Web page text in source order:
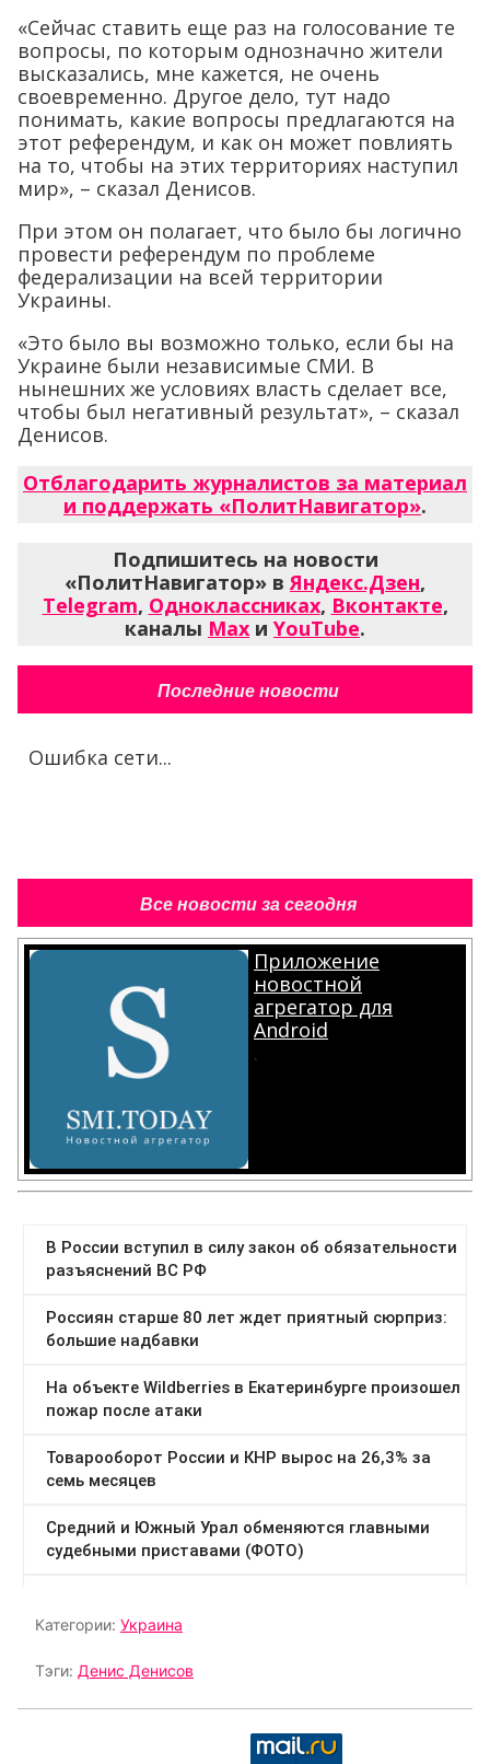
«Сейчас ставить еще раз на голосование те
вопросы, по которым однозначно жители
высказались, мне кажется, не очень
своевременно. Другое дело, тут надо
понимать, какие вопросы предлагаются на
этот референдум, и как он может повлиять
на то, чтобы на этих территориях наступил
мир», – сказал Денисов.
При этом он полагает, что было бы логично
провести референдум по проблеме
федерализации на всей территории
Украины.
«Это было вы возможно только, если бы на
Украине были независимые СМИ. В
нынешних же условиях власть сделает все,
чтобы был негативный результат», – сказал
Денисов.
Отблагодарить журналистов за материал
и поддержать «ПолитНавигатор».
Подпишитесь на новости
«ПолитНавигатор» вЯндекс.Дзен,
Telegram, Одноклассниках, Вконтакте,
каналы Max и YouTube.
Последние новости
Ошибка сети...
Все новости за сегодня
Приложение
новостной
агрегатор для
Android
.
Категории: Украина
Тэги: Денис Денисов